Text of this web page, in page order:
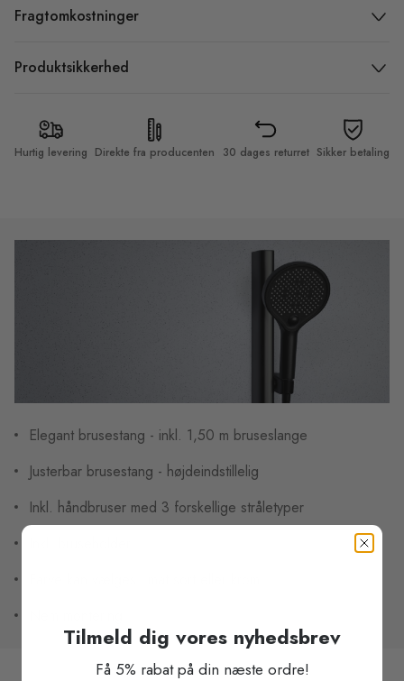
Fragtomkostninger
Produktsikkerhed
Hurtig levering Direkte fra producenten 30 dages returret Sikker betaling
Elegant brusestang - inkl. 1,50 m bruseslange
Justerbar brusestang - højdeindstillelig
Inkl. håndbruser med 3 forskellige stråletyper
Tilmeld dig vores nyhedsbrev
Få 5% rabat på din næste ordre!